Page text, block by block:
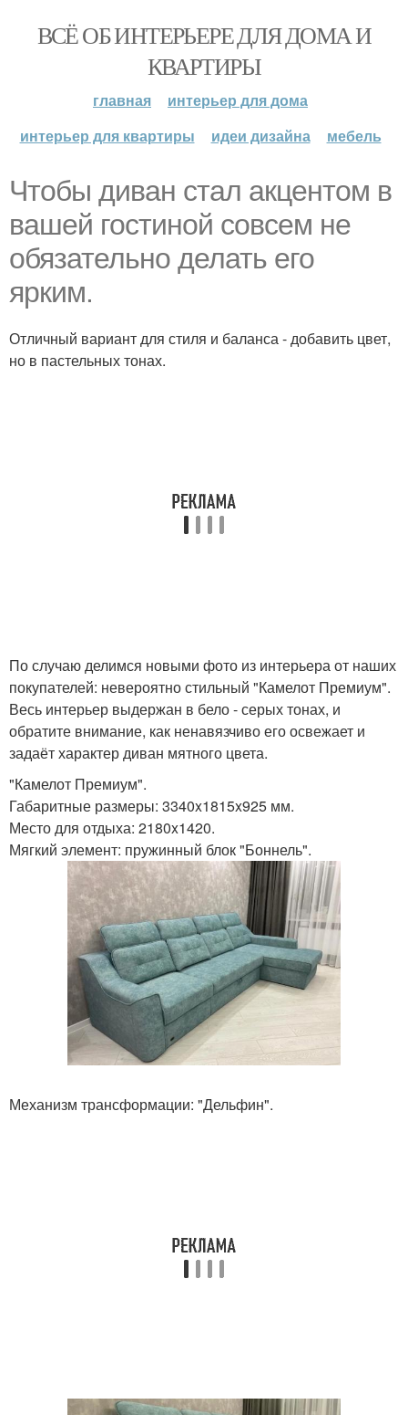
ВСЁ ОБ ИНТЕРЬЕРЕ ДЛЯ ДОМА И
КВАРТИРЫ
главная
интерьер для дома
интерьер для квартиры
идеи дизайна мебель
Чтобы диван стал акцентом в
вашей гостиной совсем не
обязательно делать его
ярким.
Отличный вариант для стиля и баланса - добавить цвет,
но в пастельных тонах.
По случаю делимся новыми фото из интерьера от наших
покупателей: невероятно стильный "Камелот Премиум".
Весь интерьер выдержан в бело - серых тонах, и
обратите внимание, как ненавязчиво его освежает и
задаёт характер диван мятного цвета.
"Камелот Премиум".
Габаритные размеры: 3340x1815x925 мм.
Место для отдыха: 2180x1420.
Мягкий элемент: пружинный блок "Боннель".
Механизм трансформации: "Дельфин".